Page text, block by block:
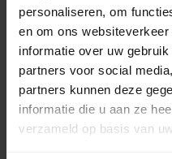
personaliseren, om
en om ons
informatie over uw
partners voor social
partners kunnen deze
informatie die u aan ze
verzameld op basis van